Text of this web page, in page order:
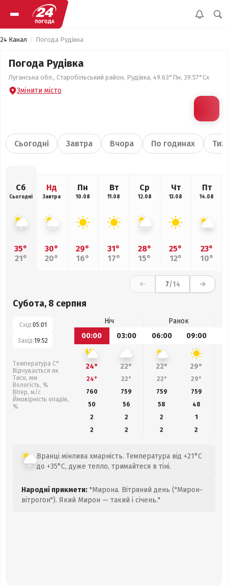
24 Канал Погода Рудівка
Погода Рудівка
Луганська обл., Старобільський район, Рудівка, 49.63°Пн, 39.57°Сх
Змінити місто
Сьогодні Завтра Вчора По годинах
Сб
Сьогодні
35°
21°
Нд
Завтра
30°
20°
Пн
10.08
29°
16°
Вт
11.08
31°
17°
Ср
12.08
28°
15°
Чт
13.08
25°
12°
Пт
14.08
23°
10°
7/14
Субота, 8 серпня
Схід:05:01
Захід:19:52
Температура С°
Відчувається як
Тиск, мм
Вологість, %
Вітер, м/с
Ймовірність опадів,
%
Ніч
Ранок
00:00
03:00 06:00 09:00
24° 22° 22° 29°
24° 22° 22° 29°
760
759 759 759
50
56 58 48
2
2 2
1
2
2 2 2
Вранці мінлива хмарність. Температура від +21°C
до +35°C, дуже тепло, тримайтеся в тіні.
Народні прикмети: "Мирона. Вітряний день ("Мирон-
вітрогон"). Який Мирон — такий і січень."